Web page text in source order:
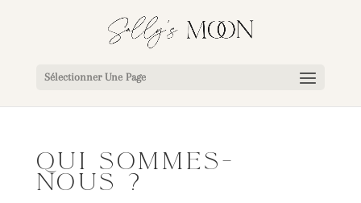
Sélectionner Une Page
QUI SOMMES-
NOUS ?